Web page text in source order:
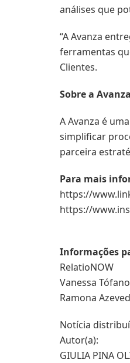
análises que
“A Avanza
ferramentas
Clientes.
Sobre a Avanza
A Avanza é
simplificar
parceira
Para mais
https://
https://
Informações
RelatioNOW
Vanessa
Ramona
Notícia
Autor(a):
GIULIA PINA